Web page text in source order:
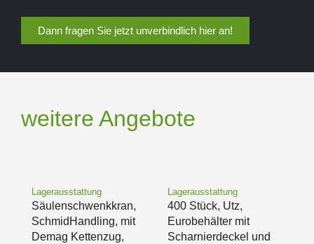
Dann fragen Sie jetzt unverbindlich hier an!
weitere Angebote
Lagerausstattung
Säulenschwenkkran,
SchmidHandling, mit
Demag Kettenzug,
Lagerausstattung
400 Stück, Utz,
Eurobehälter mit
Scharnierdeckel und